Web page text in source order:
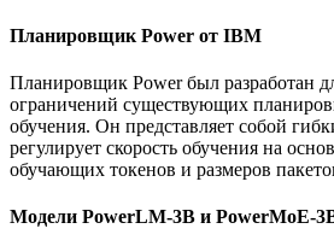
Планировщик Power от IBM
Планировщик Power был разработан
ограничений существующих
обучения. Он представляет собой
регулирует скорость обучения на
обучающих токенов и размеров
Модели PowerLM-3B и PowerMoE-